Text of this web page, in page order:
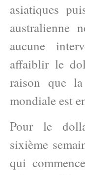
asiatiques
australienne
aucune
affaiblir le
raison que la
mondiale est
Pour le
sixième
qui